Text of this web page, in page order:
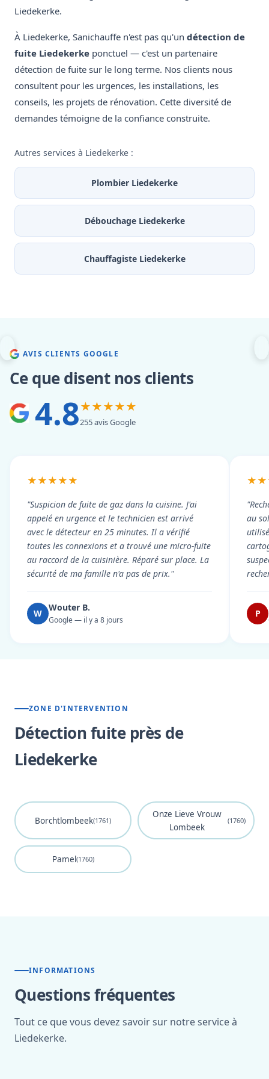
Liedekerke.
À Liedekerke, Sanichauffe n'est pas qu'un détection de
fuite Liedekerke ponctuel — c'est un partenaire
détection de fuite sur le long terme. Nos clients nous
consultent pour les urgences, les installations, les
conseils, les projets de rénovation. Cette diversité de
demandes témoigne de la confiance construite.
Autres services à Liedekerke :
Plombier Liedekerke
Débouchage Liedekerke
Chauffagiste Liedekerke
AVIS CLIENTS GOOGLE
Ce que disent nos clients
4.8★★★★★
255 avis Google
★★★★★
"Suspicion de fuite de gaz dans la cuisine. J'ai
appelé en urgence et le technicien est arrivé
avec le détecteur en 25 minutes. Il a vérifié
toutes les connexions et a trouvé une micro-fuite
au raccord de la cuisinière. Réparé sur place. La
sécurité de ma famille n'a pas de prix."
W
Wouter B.
Google — il y a 8 jours
au
P
ZONE D'INTERVENTION
Détection fuite près de
Liedekerke
Borchtlombeek(1761)
Onze Lieve Vrouw
Lombeek
(1760)
Pamel(1760)
INFORMATIONS
Questions fréquentes
Tout ce que vous devez savoir sur notre service à
Liedekerke.